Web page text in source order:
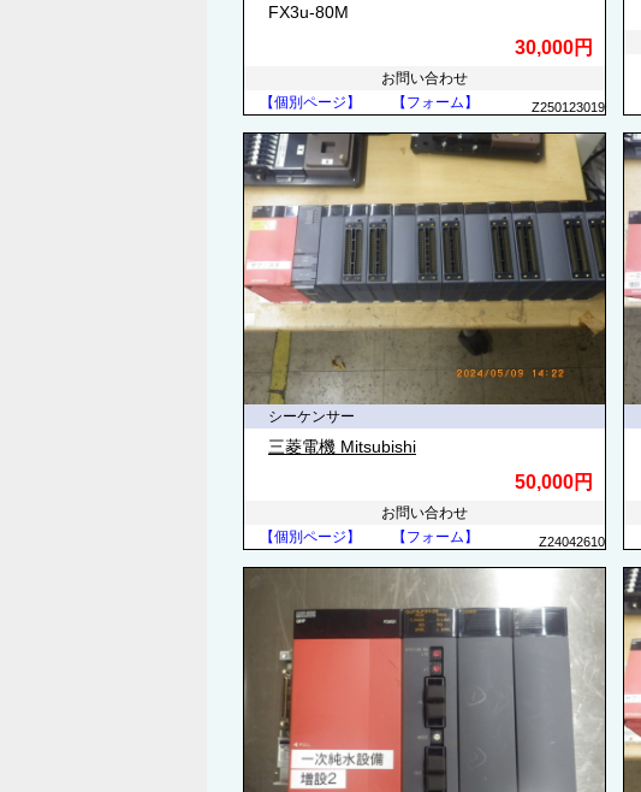
FX3u-80M
30,000円
お問い合わせ
【個別ページ】
【フォーム】 Z250123019
シーケンサー
三菱電機 Mitsubishi
50,000円
お問い合わせ
【個別ページ】
【フォーム】 Z24042610